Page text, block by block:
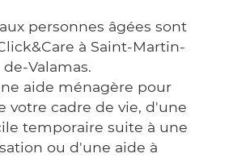
personnes âgées sont
à Saint-Martin-
de-Valamas.
aide ménagère pour
votre cadre de vie, d'une
temporaire suite à une
ou d'une aide à